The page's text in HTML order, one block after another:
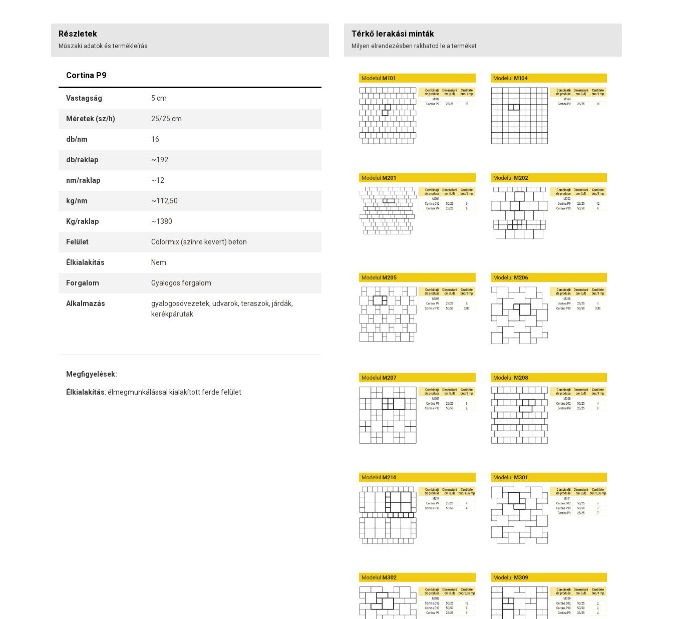
Részletek
Műszaki adatok és termékleírás
Cortina P9
Vastagság 5 cm
Méretek (sz/h) 25/25 cm
db/nm 16
db/raklap ~192
nm/raklap ~12
kg/nm ~112,50
Kg/raklap ~1380
Felület Colormix (színre kevert) beton
Élkialakítás Nem
Forgalom Gyalogos forgalom
Alkalmazás
gyalogosövezetek, udvarok, teraszok, járdák,
kerékpárutak
Megfigyelések:
Élkialakítás: élmegmunkálással kialakított ferde felület
Térkő lerakási minták
Milyen elrendezésben rakhatod le a terméket